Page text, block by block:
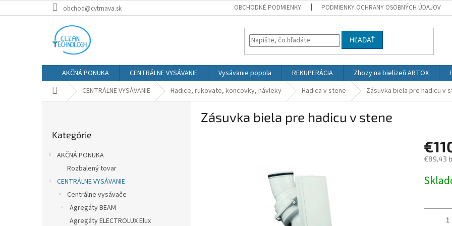
na
obchod@cvtrnava.sk OBCHODNÉ PODMIENKY PODMIENKY OCHRANY OSOBNÝCH ÚDAJOV
HĽADAŤ
AKČNÁ PONUKA CENTRÁLNE VYSÁVANIE Vysávanie popola REKUPERÁCIA Zhozy na bielizeň ARTOX
Domov CENTRÁLNE VYSÁVANIE Hadice, rukoväte, koncovky, návleky Hadica v stene Zásuvka biela pre hadicu v
kategórie
Kategórie
AKČNÁ PONUKA
Rozbalený tovar
CENTRÁLNE VYSÁVANIE
Centrálne vysávače
Agregáty BEAM
Agregáty ELECTROLUX Elux
Zásuvka biela pre hadicu v stene
€89,43
cena: